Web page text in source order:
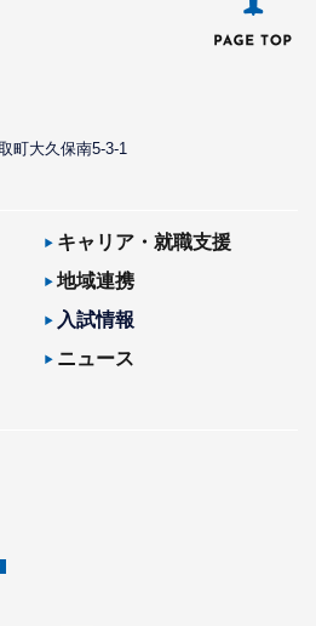
町大久保南5-3-1
キャリア・就職支援
地域連携
入試情報
ニュース